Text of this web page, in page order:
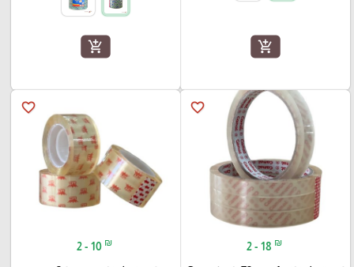
add_shopping_cart
add_shopping_cart
favorite_border
2 - 18 ₪
favorite_border
2 - 10 ₪